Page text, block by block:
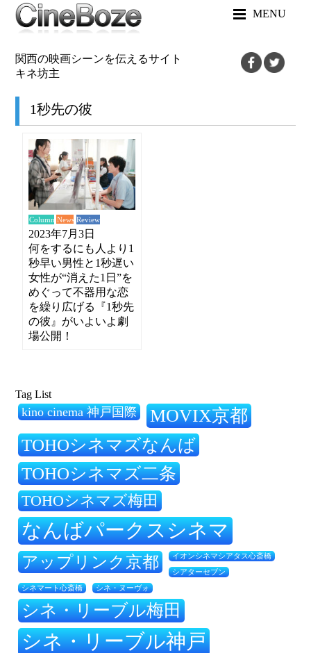
MENU
関西の映画シーンを伝えるサイト
キネ坊主
1秒先の彼
Column News Review
2023年7月3日
何をするにも人より1
秒早い男性と1秒遅い
女性が“消えた1日”を
めぐって不器用な恋
を繰り広げる『1秒先
の彼』がいよいよ劇
場公開！
Tag List
kino cinema 神戸国際 MOVIX京都
TOHOシネマズなんば
TOHOシネマズ二条
TOHOシネマズ梅田
なんばパークスシネマ
アップリンク京都 イオンシネマシアタス心斎橋
シアターセブン
シネマート心斎橋 シネ・ヌーヴォ
シネ・リーブル梅田
シネ・リーブル神戸